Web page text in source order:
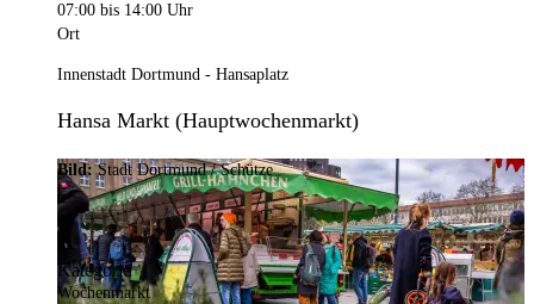
07:00 bis 14:00 Uhr
Ort
Innenstadt Dortmund - Hansaplatz
Hansa Markt (Hauptwochenmarkt)
Bild:Stadt Dortmund / Schütze
Kategorie
Wochenmarkt